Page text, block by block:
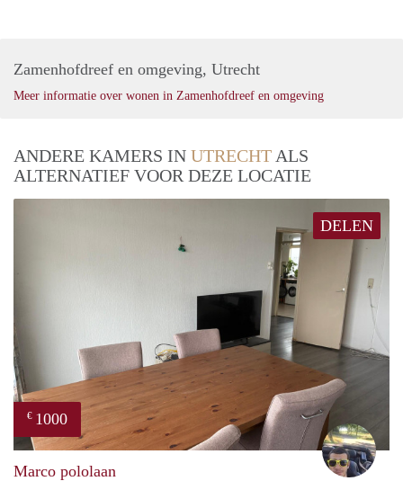
Zamenhofdreef en omgeving, Utrecht
Meer informatie over wonen in Zamenhofdreef en omgeving
ANDERE KAMERS IN UTRECHT ALS
ALTERNATIEF VOOR DEZE LOCATIE
DELEN
€ 1000
Marco pololaan